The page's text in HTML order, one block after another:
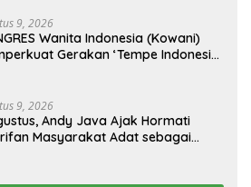
9, 2026
Wanita Indonesia (Kowani)
Gerakan ‘Tempe Indonesia
9, 2026
Andy Java Ajak Hormati
Masyarakat Adat sebagai